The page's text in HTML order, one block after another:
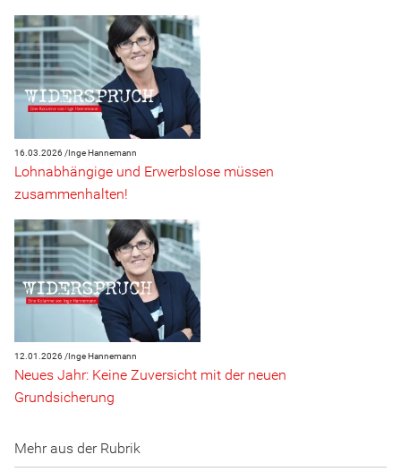
16.03.2026 /Inge Hannemann
Lohnabhängige und Erwerbslose müssen
zusammenhalten!
12.01.2026 / Inge Hannemann
Neues Jahr: Keine Zuversicht mit der neuen
Grundsicherung
Mehr aus der Rubrik